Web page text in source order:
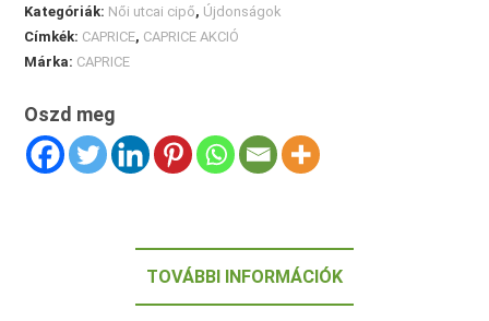
Kategóriák: Női utcai cipő, Újdonságok
Címkék: CAPRICE, CAPRICE AKCIÓ
Márka: CAPRICE
Oszd meg
TOVÁBBI INFORMÁCIÓK